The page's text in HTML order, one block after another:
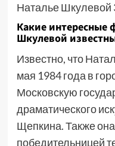
Наталье Шкулевой
Какие интересные
Шкулевой
Известно, что
мая 1984 года в
Московскую
драматического
Щепкина. Также
победительницей